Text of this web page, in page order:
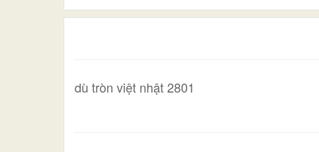
dù tròn việt nhật 2801